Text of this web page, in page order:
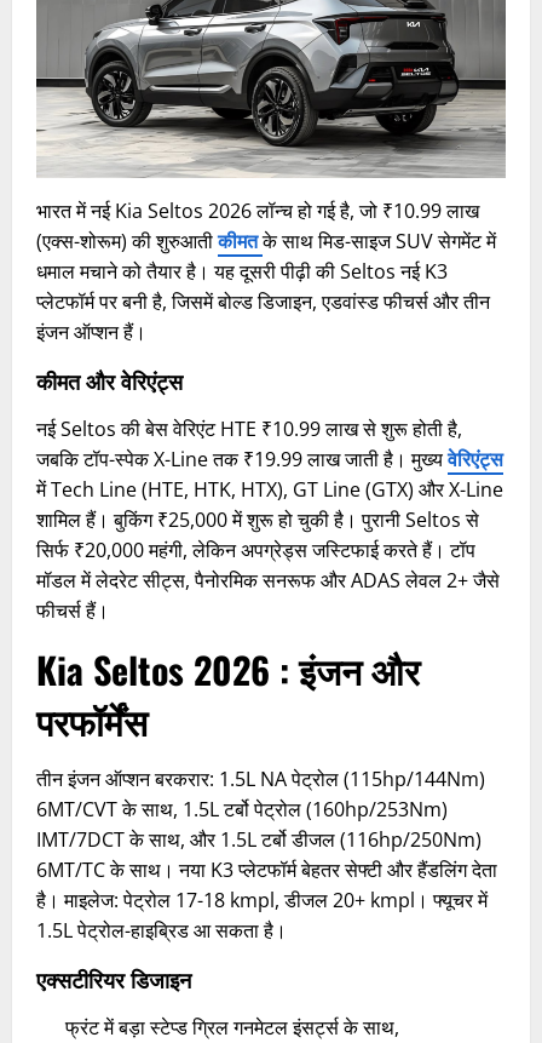
भारत में नई Kia Seltos 2026 लॉन्च हो गई है, जो ₹10.99 लाख
(एक्स-शोरूम) की शुरुआतीकीमतके साथ मिड-साइज SUV सेगमेंट में
धमाल मचाने को तैयार है। यह दूसरी पीढ़ी की Seltos नई K3
प्लेटफॉर्म पर बनी है, जिसमें बोल्ड डिजाइन, एडवांस्ड फीचर्स और तीन
इंजन ऑप्शन हैं।​
कीमत और वेरिएंट्स
नई Seltos की बेस वेरिएंट HTE ₹10.99 लाख से शुरू होती है,
जबकि टॉप-स्पेक X-Line तक ₹19.99 लाख जाती है। मुख्यवेरिएंट्स
में Tech Line (HTE, HTK, HTX), GT Line (GTX) और X-Line
शामिल हैं। बुकिंग ₹25,000 में शुरू हो चुकी है। पुरानी Seltos से
सिर्फ ₹20,000 महंगी, लेकिन अपग्रेड्स जस्टिफाई करते हैं। टॉप
मॉडल में लेदरेट सीट्स, पैनोरमिक सनरूफ और ADAS लेवल 2+ जैसे
फीचर्स हैं।​
Kia Seltos 2026 : इंजन और
परफॉर्मेंस
तीन इंजन ऑप्शन बरकरार: 1.5L NA पेट्रोल (115hp/144Nm)
6MT/CVT के साथ, 1.5L टर्बो पेट्रोल (160hp/253Nm)
IMT/7DCT के साथ, और 1.5L टर्बो डीजल (116hp/250Nm)
6MT/TC के साथ। नया K3 प्लेटफॉर्म बेहतर सेफ्टी और हैंडलिंग देता
है। माइलेज: पेट्रोल 17-18 kmpl, डीजल 20+ kmpl। फ्यूचर में
1.5L पेट्रोल-हाइब्रिड आ सकता है।​
एक्सटीरियर डिजाइन
फ्रंट में बड़ा स्टेप्ड ग्रिल गनमेटल इंसर्ट्स के साथ,